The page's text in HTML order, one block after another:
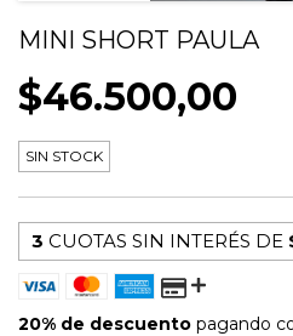
MINI SHORT PAULA
$46.500,00
SIN STOCK
3 CUOTAS SIN INTERÉS DE
20% de descuento pagando